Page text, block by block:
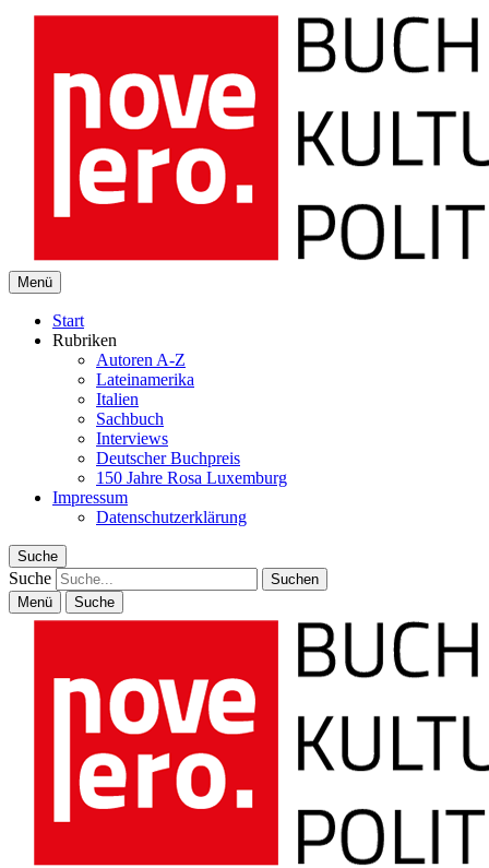
Buch Kultur Politik
Menü
Start
Rubriken
Autoren A-Z
Lateinamerika
Italien
Sachbuch
Interviews
Deutscher Buchpreis
150 Jahre Rosa Luxemburg
Impressum
Datenschutzerklärung
Suche
Suche
Menü Suche